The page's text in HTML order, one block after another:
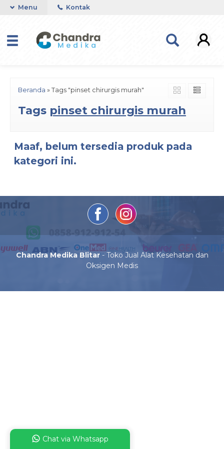
Menu Kontak
Beranda » Tags "pinset chirurgis murah"
Tags pinset chirurgis murah
Maaf, belum tersedia produk pada
kategori ini.
Chandra Medika Blitar- Toko Jual Alat Kesehatan dan
Oksigen Medis
Chat via Whatsapp